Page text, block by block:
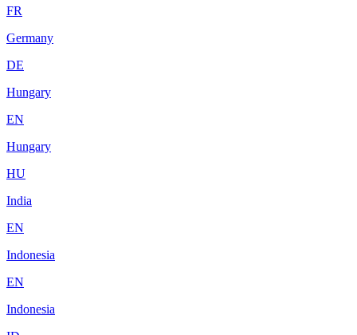
FR
Germany
DE
Hungary
EN
Hungary
HU
India
EN
Indonesia
EN
Indonesia